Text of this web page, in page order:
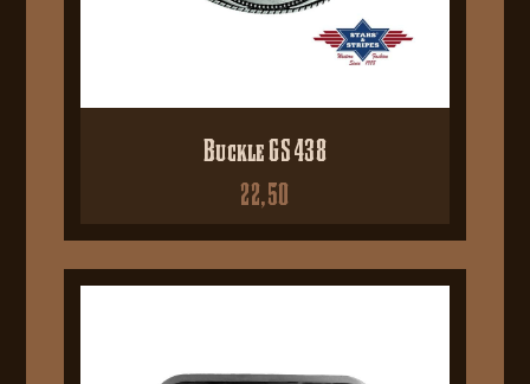
Buckle GS 438
22,50